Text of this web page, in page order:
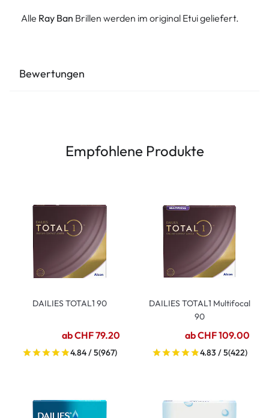
Alle Ray Ban Brillen werden im original Etui geliefert.
Bewertungen
Empfohlene Produkte
DAILIES TOTAL1 90
ab CHF 79.20
4.84 / 5(967)
DAILIES TOTAL1 Multifocal
90
ab CHF 109.00
4.83 / 5(422)